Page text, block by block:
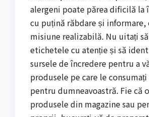
alergeni poate părea dificilă la
cu puțină răbdare și informare,
misiune realizabilă. Nu uitați
etichetele cu atenție și să
sursele de încredere pentru a
produsele pe care le
pentru dumneavoastră. Fie că
produsele din magazine sau